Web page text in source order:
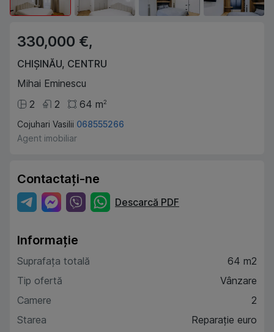
330,000 €,
CHIȘINĂU, CENTRU
Mihai Eminescu
2
2 64 m2
Cojuhari Vasilii 068555266
Agent imobiliar
Contactați-ne
Descarcă PDF
Informație
Suprafața totală
64 m2
Tip ofertă
Vânzare
Camere
2
Starea
Reparație euro